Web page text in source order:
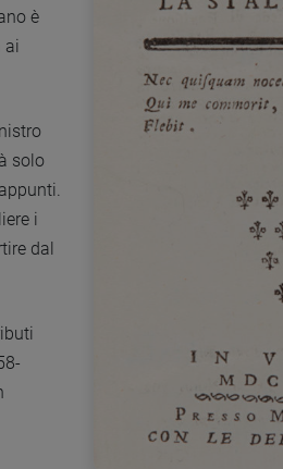
è
ai
solo
i
dal